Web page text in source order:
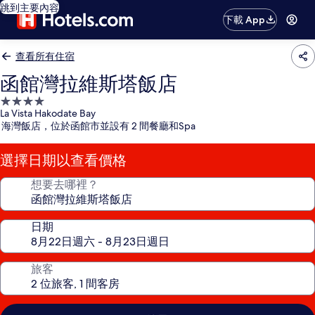
跳到主要內容
下載 App
查看所有住宿
函館灣拉維斯塔飯店
4.0
星
級
住
宿
La Vista Hakodate Bay
海灣飯店，位於函館市並設有 2 間餐廳和Spa
選擇日期以查看價格
想要去哪裡？
日期
旅客